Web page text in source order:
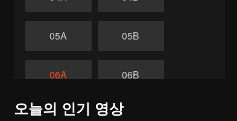
05A 05B
06A 06B
07A 07B
오늘의 인기 영상